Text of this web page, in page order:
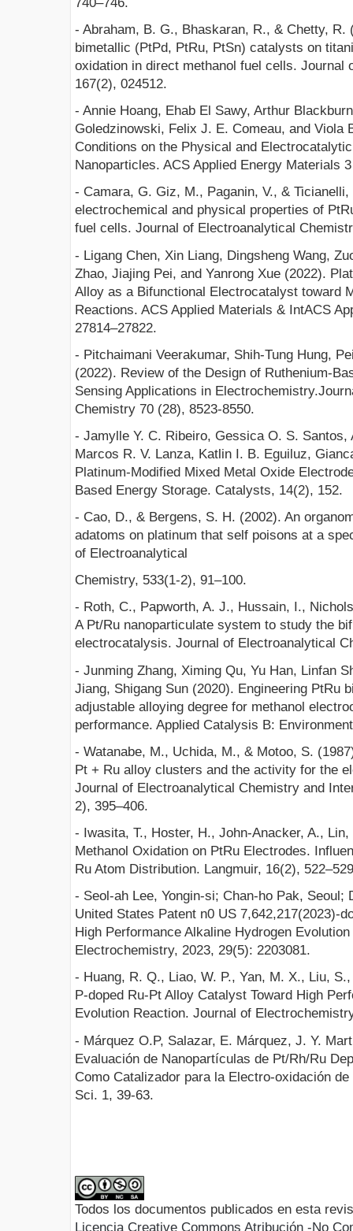
- Abraham, B. G., Bhaskaran, R., & Chetty, R.
bimetallic (PtPd, PtRu, PtSn) catalysts on
oxidation in direct methanol fuel cells. Journal
167(2), 024512.
- Annie Hoang, Ehab El Sawy, Arthur
Goledzinowski, Felix J. E. Comeau, and Viola
Conditions on the Physical and
Nanoparticles. ACS Applied Energy Materials
- Camara, G. Giz, M., Paganin, V., &
electrochemical and physical properties of
fuel cells. Journal of Electroanalytical
- Ligang Chen, Xin Liang, Dingsheng Wang,
Zhao, Jiajing Pei, and Yanrong Xue (2022).
Alloy as a Bifunctional Electrocatalyst toward
Reactions. ACS Applied Materials & IntACS
27814–27822.
- Pitchaimani Veerakumar, Shih-Tung Hung,
(2022). Review of the Design of Ruthenium-
Sensing Applications in
Chemistry 70 (28), 8523-8550.
- Jamylle Y. C. Ribeiro, Gessica O. S. Santos,
Marcos R. V. Lanza, Katlin I. B. Eguiluz,
Platinum-Modified Mixed Metal Oxide
Based Energy Storage. Catalysts, 14(2), 152.
- Cao, D., & Bergens, S. H. (2002). An
adatoms on platinum that self poisons at a
of Electroanalytical
Chemistry, 533(1-2), 91–100.
- Roth, C., Papworth, A. J., Hussain, I.,
A Pt/Ru nanoparticulate system to study the
electrocatalysis. Journal of Electroanalytical
- Junming Zhang, Ximing Qu, Yu Han, Linfan
Jiang, Shigang Sun (2020). Engineering PtRu
adjustable alloying degree for methanol
performance. Applied Catalysis B:
- Watanabe, M., Uchida, M., & Motoo, S.
Pt + Ru alloy clusters and the activity for the
Journal of Electroanalytical Chemistry and
2), 395–406.
- Iwasita, T., Hoster, H., John-Anacker, A.,
Methanol Oxidation on PtRu Electrodes.
Ru Atom Distribution. Langmuir, 16(2),
- Seol-ah Lee, Yongin-si; Chan-ho Pak, Seoul;
United States Patent n0 US 7,642,217(2023)-
High Performance Alkaline Hydrogen
Electrochemistry, 2023, 29(5): 2203081.
- Huang, R. Q., Liao, W. P., Yan, M. X., Liu,
P-doped Ru-Pt Alloy Catalyst Toward High
Evolution Reaction. Journal of
- Márquez O.P, Salazar, E. Márquez, J. Y.
Evaluación de Nanopartículas de Pt/Rh/Ru
Como Catalizador para la Electro-oxidación
Sci. 1, 39-63.
Todos los documentos publicados en esta
Licencia Creative Commons Atribución -No